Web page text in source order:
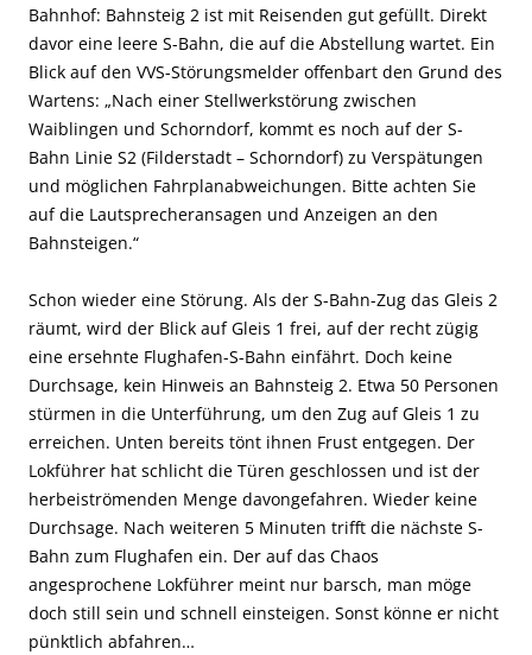
Bahnhof: Bahnsteig 2 ist mit Reisenden gut gefüllt. Direkt
davor eine leere S-Bahn, die auf die Abstellung wartet. Ein
Blick auf den VVS-Störungsmelder offenbart den Grund des
Wartens: „Nach einer Stellwerkstörung zwischen
Waiblingen und Schorndorf, kommt es noch auf der S-
Bahn Linie S2 (Filderstadt – Schorndorf) zu Verspätungen
und möglichen Fahrplanabweichungen. Bitte achten Sie
auf die Lautsprecheransagen und Anzeigen an den
Bahnsteigen.“
Schon wieder eine Störung. Als der S-Bahn-Zug das Gleis 2
räumt, wird der Blick auf Gleis 1 frei, auf der recht zügig
eine ersehnte Flughafen-S-Bahn einfährt. Doch keine
Durchsage, kein Hinweis an Bahnsteig 2. Etwa 50 Personen
stürmen in die Unterführung, um den Zug auf Gleis 1 zu
erreichen. Unten bereits tönt ihnen Frust entgegen. Der
Lokführer hat schlicht die Türen geschlossen und ist der
herbeiströmenden Menge davongefahren. Wieder keine
Durchsage. Nach weiteren 5 Minuten trifft die nächste S-
Bahn zum Flughafen ein. Der auf das Chaos
angesprochene Lokführer meint nur barsch, man möge
doch still sein und schnell einsteigen. Sonst könne er nicht
pünktlich abfahren…